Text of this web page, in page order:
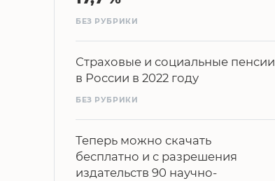
БЕЗ РУБРИКИ
Страховые и социальные пенсии
в России в 2022 году
БЕЗ РУБРИКИ
Теперь можно скачать
бесплатно и с разрешения
издательств 90 научно-